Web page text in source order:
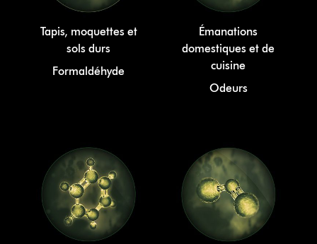
Tapis, moquettes et
sols durs
Formaldéhyde
Émanations
domestiques et de
cuisine
Odeurs